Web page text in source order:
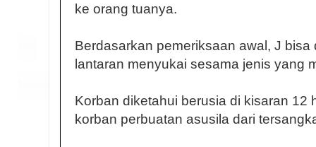
ke orang tuanya.
Berdasarkan pemeriksaan awal, J
lantaran menyukai sesama jenis yang
Korban diketahui berusia di kisaran 12
korban perbuatan asusila dari